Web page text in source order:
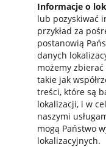
Informacje o
lub pozyskiwać
przykład za
postanowią
danych
możemy
takie jak
treści, które są
lokalizacji, i w
naszymi
mogą Państwo
lokalizacyjnych.